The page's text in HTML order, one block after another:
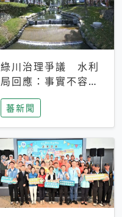
綠川治理爭議 水利
局回應：事實不容被
選擇性解讀
蕃新聞